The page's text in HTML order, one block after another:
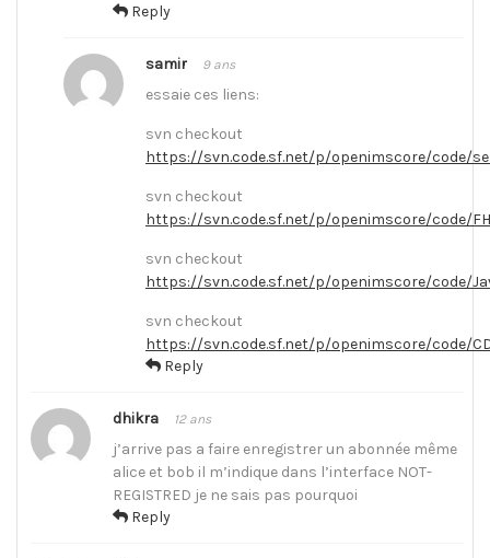
Reply
samir 9 ans
essaie ces liens:
svn checkout
https://svn.code.sf.net/p/openimscore/code/
svn checkout
https://svn.code.sf.net/p/openimscore/code/
svn checkout
https://svn.code.sf.net/p/openimscore/code/
svn checkout
https://svn.code.sf.net/p/openimscore/code/
Reply
dhikra 12 ans
j’arrive pas a faire enregistrer un abonnée même
alice et bob il m’indique dans l’interface NOT-
REGISTRED je ne sais pas pourquoi
Reply